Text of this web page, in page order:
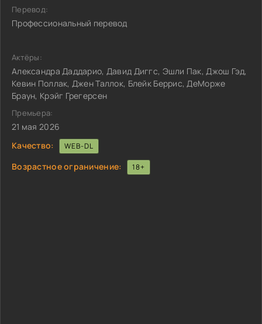
Перевод:
Профессиональный перевод
Актёры:
Александра Даддарио, Давид Диггс, Эшли Пак, Джош Гэд,
Кевин Поллак, Джен Таллок, Блейк Беррис, ДеМорже
Браун, Крэйг Грегерсен
Премьера:
21 мая 2026
Качество:
WEB-DL
Возрастное ограничение: 18+